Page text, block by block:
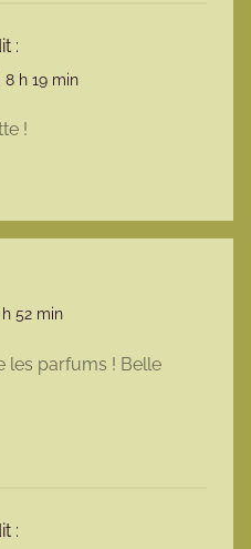
:
8 h 19 min
!
52 min
les parfums ! Belle
: